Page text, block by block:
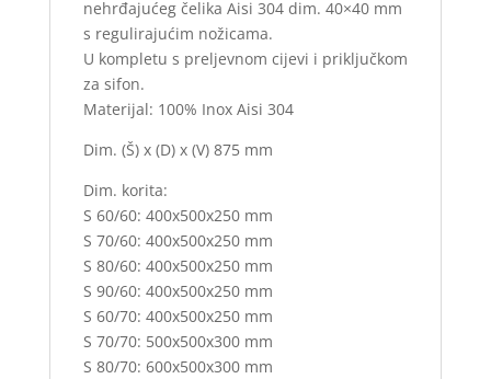
nehrđajućeg čelika Aisi 304 dim. 40×40 mm
s regulirajućim nožicama.
U kompletu s preljevnom cijevi i priključkom
za sifon.
Materijal: 100% Inox Aisi 304
Dim. (Š) x (D) x (V) 875 mm
Dim. korita:
S 60/60: 400x500x250 mm
S 70/60: 400x500x250 mm
S 80/60: 400x500x250 mm
S 90/60: 400x500x250 mm
S 60/70: 400x500x250 mm
S 70/70: 500x500x300 mm
S 80/70: 600x500x300 mm